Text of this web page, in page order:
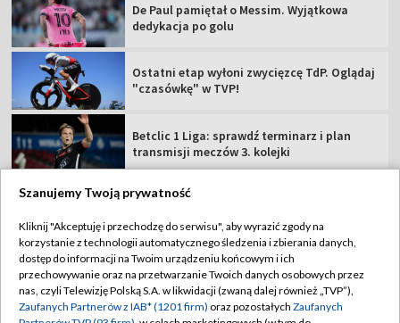
De Paul pamiętał o Messim. Wyjątkowa
dedykacja po golu
Ostatni etap wyłoni zwycięzcę TdP. Oglądaj
"czasówkę" w TVP!
Betclic 1 Liga: sprawdź terminarz i plan
transmisji meczów 3. kolejki
TVP
Abonament TVP
Sklep TVP
Regulamin TVP
Polityka prywatności
Szanujemy Twoją prywatność
Kliknij "Akceptuję i przechodzę do serwisu", aby wyrazić zgody na
korzystanie z technologii automatycznego śledzenia i zbierania danych,
dostęp do informacji na Twoim urządzeniu końcowym i ich
przechowywanie oraz na przetwarzanie Twoich danych osobowych przez
nas, czyli Telewizję Polską S.A. w likwidacji (zwaną dalej również „TVP”),
Zaufanych Partnerów z IAB* (1201 firm) oraz pozostałych Zaufanych